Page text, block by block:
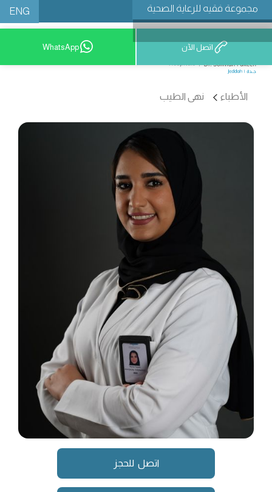
مجموعة فقيه للرعاية الصحية ENG
9200 12777 اتصل الآن WhatsApp
الأطباء نهى الطيب
اتصل للحجز